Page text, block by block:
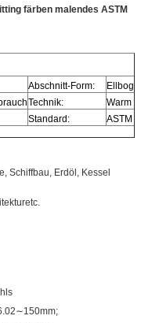
färben malendes ASTM
Abschnitt-Form:
Technik:
Warm
Standard: ASTM
Schiffbau, Erdöl, Kessel